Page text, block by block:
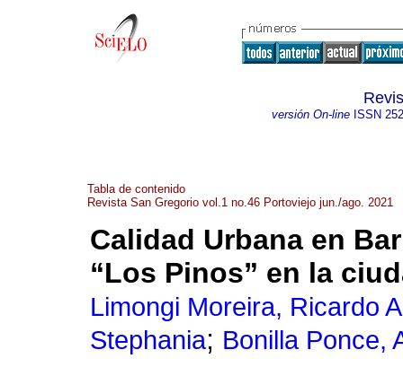
versión On-lineISSN
Tabla de contenido
Revista San Gregorio vol.1 no.46 Portoviejo jun./ago. 2021
Calidad Urbana en
“Los Pinos” en la
Limongi Moreira, Ricardo
Stephania; Bonilla Ponce,